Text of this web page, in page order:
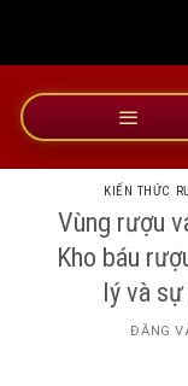
dung
KIẾN THỨC
Vùng rượu
Kho báu
lý và
ĐĂNG